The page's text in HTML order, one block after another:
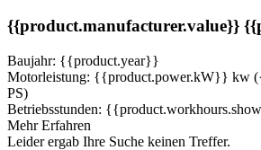
{{product.manufacturer.value}}
Baujahr: {{product.year}}
Motorleistung: {{product.power.kW}} kw
PS)
Betriebsstunden:
Mehr Erfahren
Leider ergab Ihre Suche keinen Treffer.